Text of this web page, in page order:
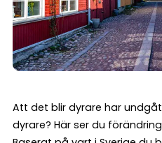
Att det blir dyrare har
dyrare? Här ser du